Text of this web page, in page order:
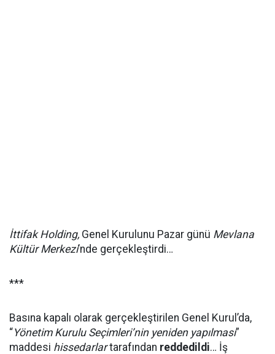
İttifak Holding, Genel Kurulunu Pazar günü Mevlana
Kültür Merkezi’nde gerçekleştirdi…
***
Basına kapalı olarak gerçekleştirilen Genel Kurul’da,
“Yönetim Kurulu Seçimleri’nin yeniden yapılması”
maddesi hissedarlartarafından reddedildi… İş